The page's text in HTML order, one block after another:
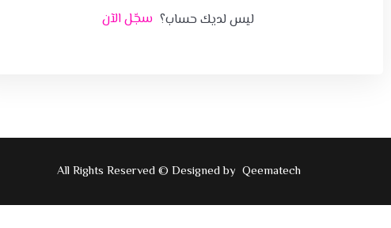
ليس لديك حساب؟ سجّل الآن
All Rights Reserved © Designed by Qeematech